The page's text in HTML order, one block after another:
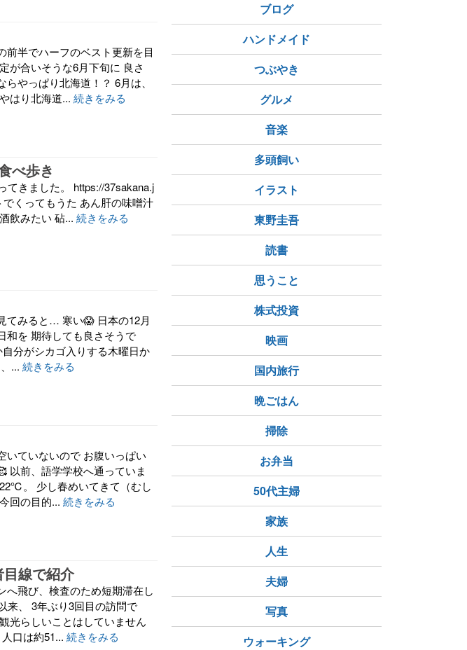
半でハーフのベスト更新を目
が合いそうな6月下旬に 良さ
やっぱり北海道！？ 6月は、
はり北海道... 続きをみる
べ歩き
てきました。 https://37sakana.j
くってもうた あん肝の味噌汁
飲みたい 砧... 続きをみる
てみると… 寒い😱 日本の12月
和を 期待しても良さそうで
分がシカゴ入りする木曜日か
... 続きをみる
いていないので お腹いっぱい
以前、語学学校へ通っていま
。 少し春めいてきて（むし
回の目的... 続きをみる
線で紹介
へ飛び、検査のため短期滞在し
来、 3年ぶり3回目の訪問で
光らしいことはしていません
口は約51... 続きをみる
ブログ
ハンドメイド
つぶやき
グルメ
音楽
多頭飼い
イラスト
東野圭吾
読書
思うこと
株式投資
映画
国内旅行
晩ごはん
掃除
お弁当
50代主婦
家族
人生
夫婦
写真
ウォーキング